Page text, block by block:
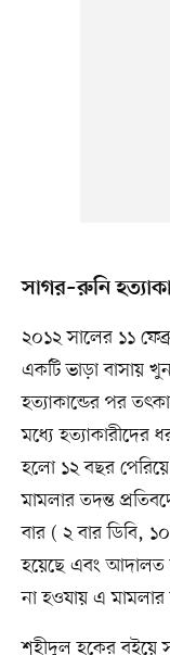
সাগর–রুনি
২০১২ সালের ১১
একটি ভাড়া বাসায়
হত্যাকান্ডের পর
মধ্যে হত্যাকারীদের
হলো ১২ বছর
মামলার তদন্ত
বার ( ২ বার ডিবি,
হয়েছে এবং আদালত
না হওযায় এ
শহীদুল হকের বইয়ে